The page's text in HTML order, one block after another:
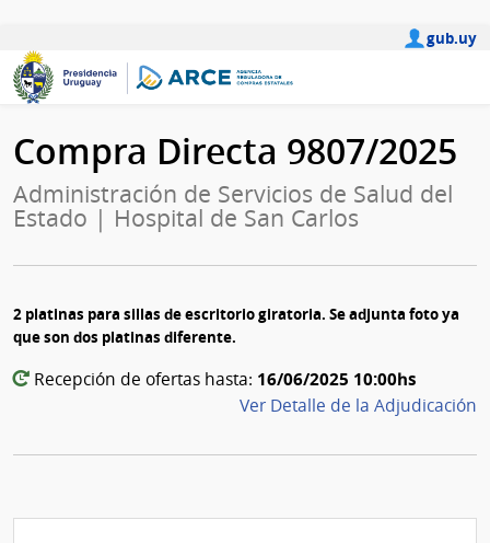
gub.uy
Compra Directa 9807/2025
Administración de Servicios de Salud del
Estado | Hospital de San Carlos
2 platinas para sillas de escritorio giratoria. Se adjunta foto ya
que son dos platinas diferente.
Recepción de ofertas hasta: 16/06/2025 10:00hs
Ver Detalle de la Adjudicación